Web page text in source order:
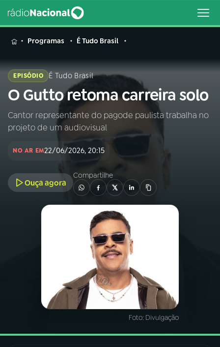
MENU
Buscar
na
Rádio
Nacional
Buscar
AO VIVO
INÍCIO
A RÁDIO
PROGRAMAÇÃO
PROGRAMAS
PODCASTS
Programas É Tudo Brasil
EPISÓDIO É Tudo Brasil
O Gutto retoma carreira solo
Cantor representante do pagode paulista trabalha no
projeto de um audiovisual
NO AR EM22/06/2026, 20:15
Ouça agora
Compartilhe
Foto: Divulgação